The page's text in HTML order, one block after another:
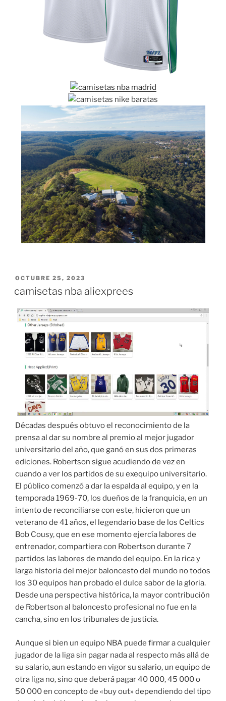
PUBLICADO
OCTUBRE 25, 2023
camisetas nba aliexprees
Décadas después obtuvo el reconocimiento de la
prensa al dar su nombre al premio al mejor jugador
universitario del año, que ganó en sus dos primeras
ediciones. Robertson sigue acudiendo de vez en
cuando a ver los partidos de su exequipo universitario.
El público comenzó a dar la espalda al equipo, y en la
temporada 1969-70, los dueños de la franquicia, en un
intento de reconciliarse con este, hicieron que un
veterano de 41 años, el legendario base de los Celtics
Bob Cousy, que en ese momento ejercía labores de
entrenador, compartiera con Robertson durante 7
partidos las labores de mando del equipo. En la rica y
larga historia del mejor baloncesto del mundo no todos
los 30 equipos han probado el dulce sabor de la gloria.
Desde una perspectiva histórica, la mayor contribución
de Robertson al baloncesto profesional no fue en la
cancha, sino en los tribunales de justicia.
Aunque si bien un equipo NBA puede firmar a cualquier
jugador de la liga sin pagar nada al respecto más allá de
su salario, aun estando en vigor su salario, un equipo de
otra liga no, sino que deberá pagar 40 000, 45 000 o
50 000 en concepto de «buy out» dependiendo del tipo